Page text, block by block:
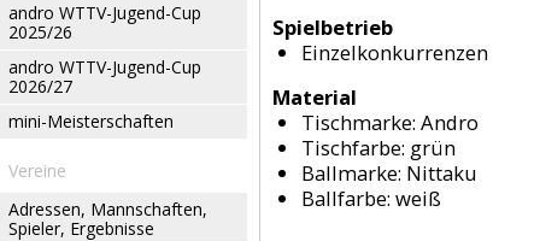
andro WTTV-Jugend-Cup
2025/26
andro WTTV-Jugend-Cup
2026/27
mini-Meisterschaften
Vereine
Adressen, Mannschaften,
Spieler, Ergebnisse
Spielbetrieb
Einzelkonkurrenzen
Material
Tischmarke: Andro
Tischfarbe: grün
Ballmarke: Nittaku
Ballfarbe: weiß